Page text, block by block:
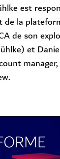
est
de la
de son
et